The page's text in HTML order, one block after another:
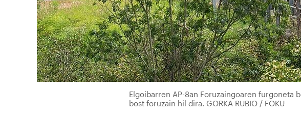
Elgoibarren AP-8an Foruzaingoaren furgoneta
bost foruzain hil dira. GORKA RUBIO / FOKU